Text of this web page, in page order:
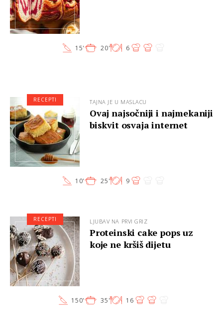
15' 20' 6
TAJNA JE U MASLACU
Ovaj najsočniji i najmekaniji
biskvit osvaja internet
10' 25' 9
RECEPTI
LJUBAV NA PRVI GRIZ
Proteinski cake pops uz
koje ne kršiš dijetu
150' 35' 16
RECEPTI